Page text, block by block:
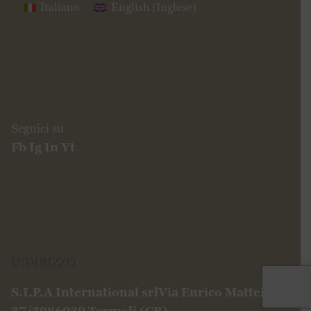
Italiano English ( Inglese)
Seguici su
Fb Ig In Yt
S.I.P.A International srl Via Enrico Mattei